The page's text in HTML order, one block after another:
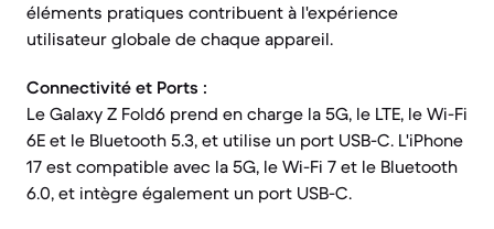
éléments pratiques contribuent à l'expérience
utilisateur globale de chaque appareil.
Connectivité et Ports :
Le Galaxy Z Fold6 prend en charge la 5G, le LTE, le Wi-Fi
6E et le Bluetooth 5.3, et utilise un port USB-C. L'iPhone
17 est compatible avec la 5G, le Wi-Fi 7 et le Bluetooth
6.0, et intègre également un port USB-C.